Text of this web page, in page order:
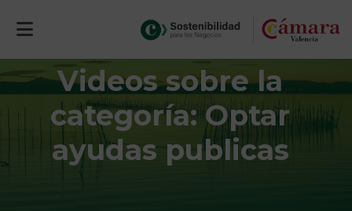
Videos sobre la
categoría: Optar
ayudas publicas